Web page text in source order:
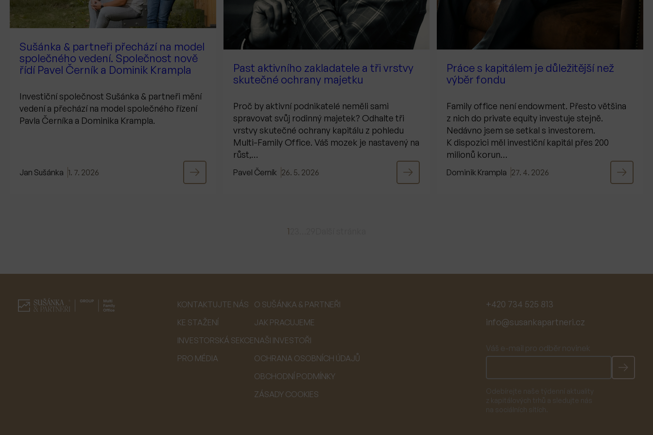
Sušánka & partneři přechází na model
společného vedení. Společnost nově
řídí Pavel Černík a Dominik Krampla
Investiční společnost Sušánka & partneři mění
vedení a přechází na model společného řízení
Pavla Černíka a Dominika Krampla.
Jan Sušánka 1. 7. 2026
Past aktivního zakladatele a tři vrstvy
skutečné ochrany majetku
Proč by aktivní podnikatelé neměli sami
spravovat svůj rodinný majetek? Odhalte tři
vrstvy skutečné ochrany kapitálu z pohledu
Multi-Family Office. Váš mozek je nastavený na
růst,…
Pavel Černík 26. 5. 2026
Práce s kapitálem je důležitější než
výběr fondu
Family office není endowment. Přesto většina
z nich do private equity investuje stejně.
Nedávno jsem se setkal s investorem.
K dispozici měl investiční kapitál přes 200
milionů korun…
Dominik Krampla 27. 4. 2026
1
KONTAKTUJTE NÁS
KE STAŽENÍ
INVESTORSKÁ SEKCE
PRO MÉDIA
O SUŠÁNKA & PARTNEŘI
JAK PRACUJEME
NAŠI INVESTOŘI
OCHRANA OSOBNÍCH ÚDAJŮ
OBCHODNÍ PODMÍNKY
ZÁSADY COOKIES
+420 734 525 813
info@susankapartneri.cz
Váš e-mail pro odběr novinek
Odebírejte naše týdenní aktuality
z kapitálových trhů a sledujte nás
na sociálních sítích.